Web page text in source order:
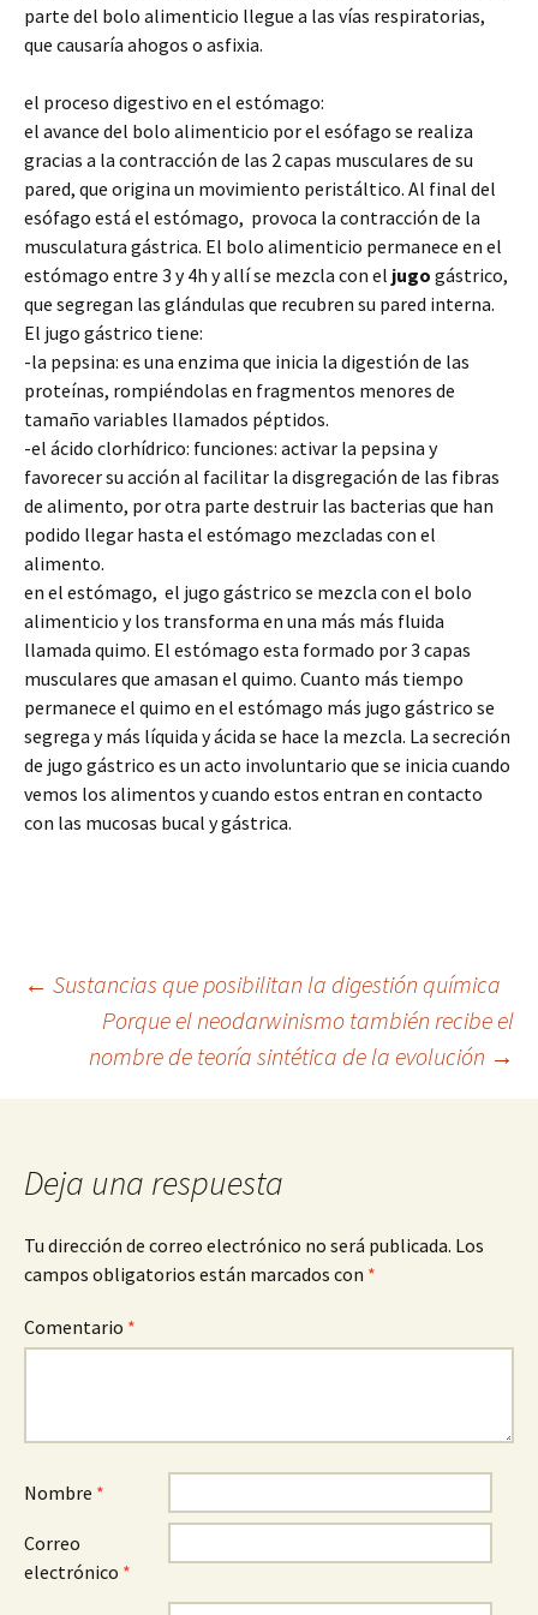
parte del bolo alimenticio llegue a las vías respiratorias,
que causaría ahogos o asfixia.
el proceso digestivo en el estómago:
el avance del bolo alimenticio por el esófago se realiza
gracias a la contracción de las 2 capas musculares de su
pared, que origina un movimiento peristáltico. Al final del
esófago está el estómago, provoca la contracción de la
musculatura gástrica. El bolo alimenticio permanece en el
estómago entre 3 y 4h y allí se mezcla con el jugo gástrico,
que segregan las glándulas que recubren su pared interna.
El jugo gástrico tiene:
-la pepsina: es una enzima que inicia la digestión de las
proteínas, rompiéndolas en fragmentos menores de
tamaño variables llamados péptidos.
-el ácido clorhídrico: funciones: activar la pepsina y
favorecer su acción al facilitar la disgregación de las fibras
de alimento, por otra parte destruir las bacterias que han
podido llegar hasta el estómago mezcladas con el
alimento.
en el estómago, el jugo gástrico se mezcla con el bolo
alimenticio y los transforma en una más más fluida
llamada quimo. El estómago esta formado por 3 capas
musculares que amasan el quimo. Cuanto más tiempo
permanece el quimo en el estómago más jugo gástrico se
segrega y más líquida y ácida se hace la mezcla. La secreción
de jugo gástrico es un acto involuntario que se inicia cuando
vemos los alimentos y cuando estos entran en contacto
con las mucosas bucal y gástrica.
Navegación
← Sustancias que posibilitan la digestión química
Porque el neodarwinismo también recibe el
nombre de teoría sintética de la evolución →
Deja una respuesta
Tu dirección de correo electrónico no será publicada. Los
campos obligatorios están marcados con *
Comentario *
Nombre *
Correo
electrónico *